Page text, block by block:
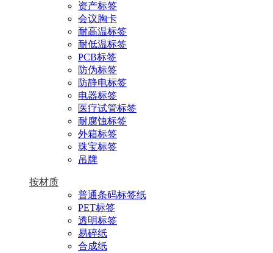
资产标签
会议胸卡
耐高温标签
耐低温标签
PCB标签
防伪标签
防静电标签
电器标签
医疗试管标签
耐腐蚀标签
外箱标签
珠宝标签
吊牌
按材质
普通条码标签纸
PET标签
透明标签
易碎纸
合成纸